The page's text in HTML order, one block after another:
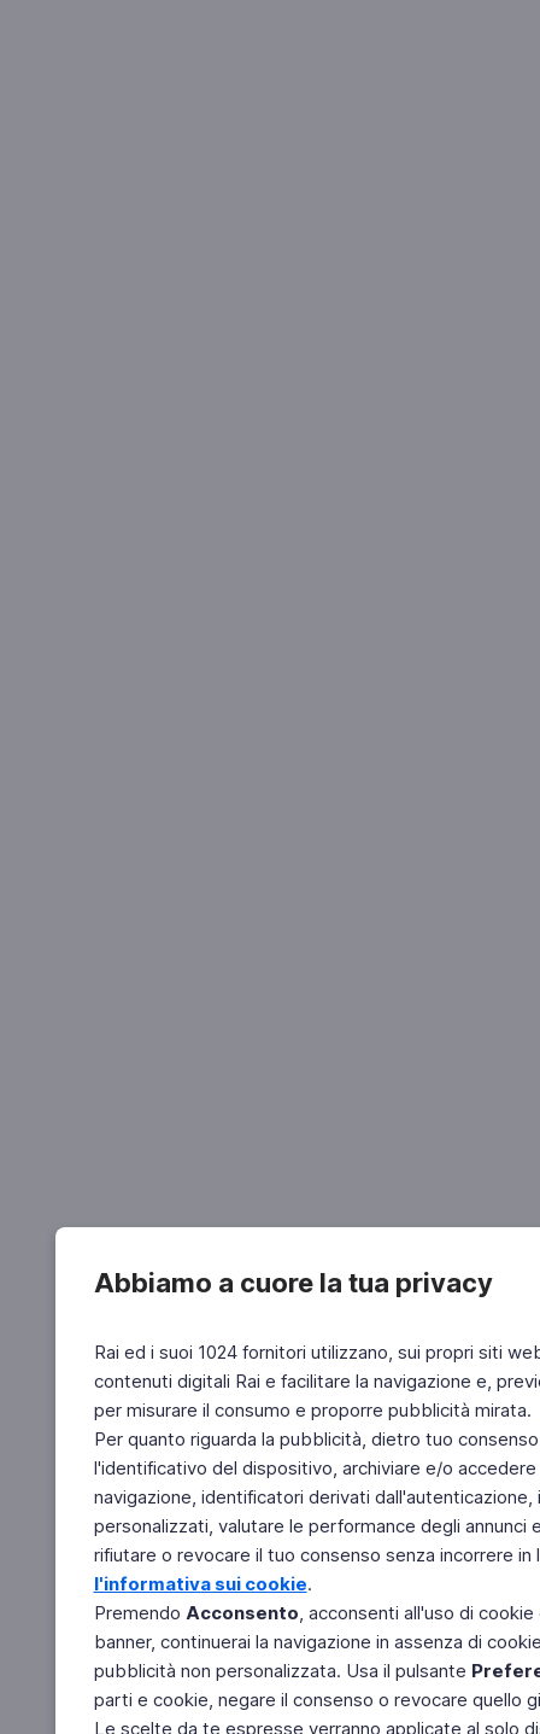
Abbiamo a cuore la tua privacy
Rai ed i suoi 1024 fornitori utilizzano, sui propri siti
contenuti digitali Rai e facilitare la navigazione e,
per misurare il consumo e proporre pubblicità mirata.
Per quanto riguarda la pubblicità, dietro tuo
l'identificativo del dispositivo, archiviare e/o
navigazione, identificatori derivati
personalizzati, valutare le performance degli
rifiutare o revocare il tuo consenso senza incorrere
l'informativa sui cookie.
Premendo Acconsento, acconsenti all'uso di
banner, continuerai la navigazione in assenza di
pubblicità non personalizzata. Usa il pulsante
parti e cookie, negare il consenso o revocare quello
Le scelte da te espresse verranno applicate al solo